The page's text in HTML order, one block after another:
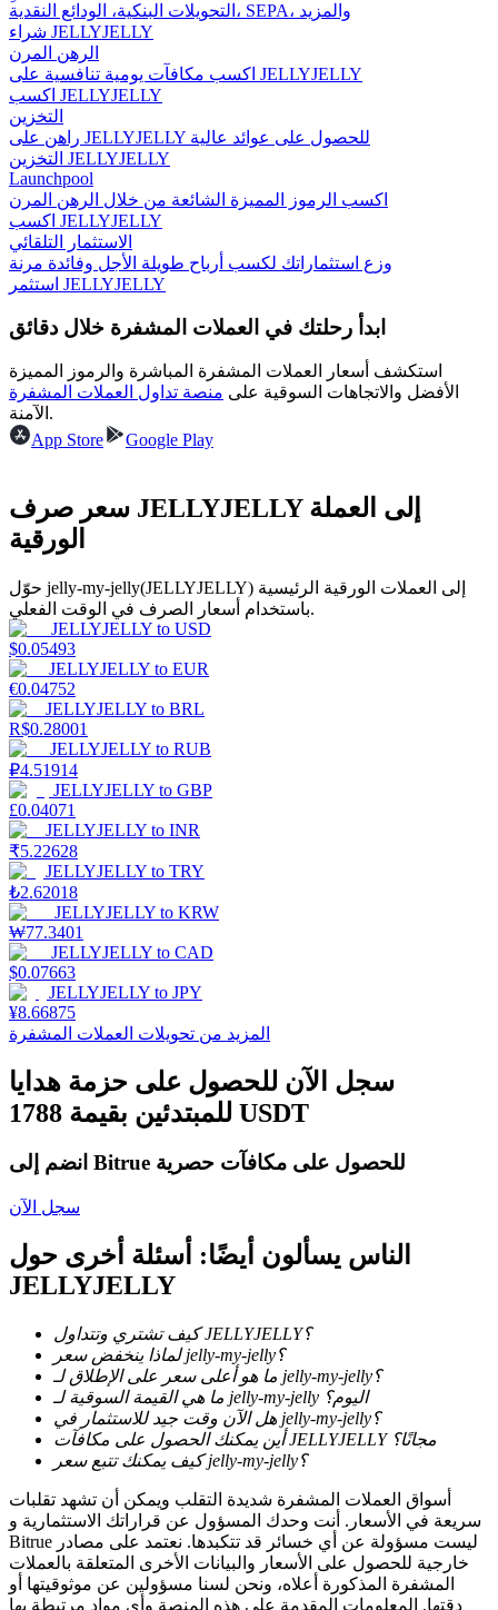
تعلم كيفية البقاء مربحة
يكسب
خنزير الطاقة
التوقيع المساحي
عوائد عالية والوصول الفوري
Launchpool
الرهان المرن لكسب العملات الرقمية الشهيرة
عمليات احتجاز BTR
استثمارات حصرية لحاملي BTR
القروض
خدمة الاقتراض المدعومة بالعملات المشفرة
التحويلات البنكية، الودائع النقدية، SEPA، والمزيد
شراء JELLYJELLY
الرهن المرن
اكسب مكافآت يومية تنافسية على JELLYJELLY
اكسب JELLYJELLY
التخزين
راهن على JELLYJELLY للحصول على عوائد عالية
التخزين JELLYJELLY
Launchpool
اكسب الرموز المميزة الشائعة من خلال الرهن المرن
اكسب JELLYJELLY
الاستثمار التلقائي
وزع استثماراتك لكسب أرباح طويلة الأجل وفائدة مرنة
استثمر JELLYJELLY
ابدأ رحلتك في العملات المشفرة خلال دقائق
استكشف أسعار العملات المشفرة المباشرة والرموز المميزة
الأفضل والاتجاهات السوقية على منصة تداول العملات المشفرة
الآمنة.
App Store
Google Play
سعر صرف JELLYJELLY إلى العملة
الورقية
حوّل jelly-my-jelly(JELLYJELLY) إلى العملات الورقية الرئيسية
باستخدام أسعار الصرف في الوقت الفعلي.
JELLYJELLY to USD
$0.05493
JELLYJELLY to EUR
€0.04752
JELLYJELLY to BRL
R$0.28001
JELLYJELLY to RUB
₽4.51914
JELLYJELLY to GBP
£0.04071
JELLYJELLY to INR
₹5.22628
JELLYJELLY to TRY
₺2.62018
JELLYJELLY to KRW
₩77.3401
JELLYJELLY to CAD
$0.07663
JELLYJELLY to JPY
¥8.66875
المزيد من تحويلات العملات المشفرة
سجل الآن للحصول على حزمة هدايا
للمبتدئين بقيمة 1788 USDT
انضم إلى Bitrue للحصول على مكافآت حصرية
سجل الآن
الناس يسألون أيضًا: أسئلة أخرى حول
JELLYJELLY
كيف تشتري وتتداول JELLYJELLY؟
لماذا ينخفض سعر jelly-my-jelly؟
ما هو أعلى سعر على الإطلاق لـ jelly-my-jelly؟
ما هي القيمة السوقية لـ jelly-my-jelly اليوم؟
هل الآن وقت جيد للاستثمار في jelly-my-jelly؟
أين يمكنك الحصول على مكافآت JELLYJELLY مجانًا؟
كيف يمكنك تتبع سعر jelly-my-jelly؟
أسواق العملات المشفرة شديدة التقلب ويمكن أن تشهد تقلبات
سريعة في الأسعار. أنت وحدك المسؤول عن قراراتك الاستثمارية و
Bitrue ليست مسؤولة عن أي خسائر قد تتكبدها. نعتمد على مصادر
خارجية للحصول على الأسعار والبيانات الأخرى المتعلقة بالعملات
المشفرة المذكورة أعلاه، ونحن لسنا مسؤولين عن موثوقيتها أو
دقتها. المعلومات المقدمة على هذه المنصة وأي مواد مرتبطة بها